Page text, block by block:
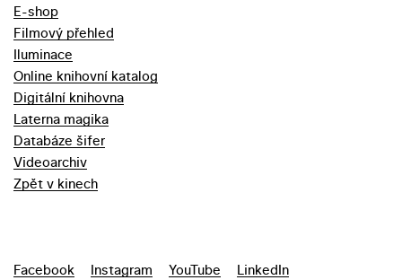
E-shop
Filmový přehled
Iluminace
Online knihovní katalog
Digitální knihovna
Laterna magika
Databáze šifer
Videoarchiv
Zpět v kinech
Facebook Instagram YouTube LinkedIn